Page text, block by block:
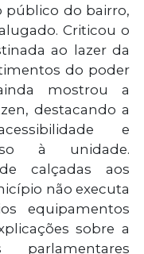
público do bairro,
Criticou o
ao lazer da
do poder
mostrou a
destacando a
e
à unidade.
calçadas aos
não executa
equipamentos
sobre a